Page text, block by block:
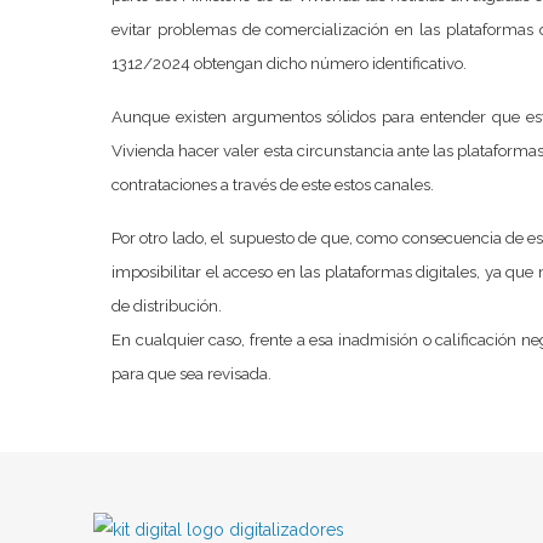
evitar problemas de comercialización en las plataformas
1312/2024 obtengan dicho número identificativo.
Aunque existen argumentos sólidos para entender que
Vivienda hacer valer esta circunstancia ante las
contrataciones a través de este estos canales.
Por otro lado, el supuesto de que, como consecuencia de
imposibilitar el acceso en las plataformas digitales, ya
de distribución.
En cualquier caso, frente a esa inadmisión o calificación
para que sea revisada.